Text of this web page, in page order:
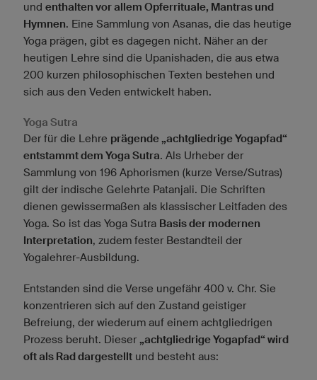
und enthalten vor allem Opferrituale, Mantras und
Hymnen. Eine Sammlung von Asanas, die das heutige
Yoga prägen, gibt es dagegen nicht. Näher an der
heutigen Lehre sind die Upanishaden, die aus etwa
200 kurzen philosophischen Texten bestehen und
sich aus den Veden entwickelt haben.
Yoga Sutra
Der für die Lehre prägende „achtgliedrige Yogapfad“
entstammt dem Yoga Sutra. Als Urheber der
Sammlung von 196 Aphorismen (kurze Verse/Sutras)
gilt der indische Gelehrte Patanjali. Die Schriften
dienen gewissermaßen als klassischer Leitfaden des
Yoga. So ist das Yoga Sutra Basis der modernen
Interpretation, zudem fester Bestandteil der
Yogalehrer-Ausbildung.
Entstanden sind die Verse ungefähr 400 v. Chr. Sie
konzentrieren sich auf den Zustand geistiger
Befreiung, der wiederum auf einem achtgliedrigen
Prozess beruht. Dieser „achtgliedrige Yogapfad“ wird
oft als Rad dargestellt und besteht aus: